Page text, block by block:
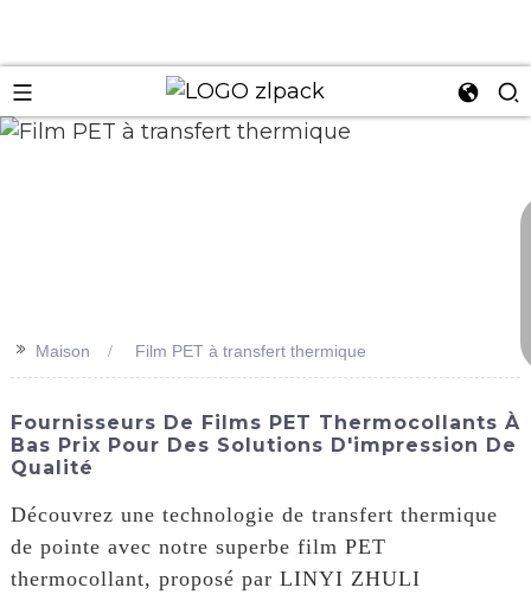
>> Maison Film PET à transfert thermique
Fournisseurs De Films PET Thermocollants À
Bas Prix Pour Des Solutions D'impression De
Qualité
Découvrez une technologie de transfert thermique
de pointe avec notre superbe film PET
thermocollant, proposé par LINYI ZHULI